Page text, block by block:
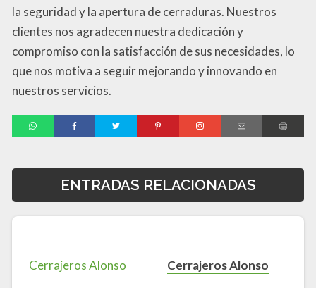
la seguridad y la apertura de cerraduras. Nuestros
clientes nos agradecen nuestra dedicación y
compromiso con la satisfacción de sus necesidades, lo
que nos motiva a seguir mejorando y innovando en
nuestros servicios.
ENTRADAS RELACIONADAS
Cerrajeros Alonso